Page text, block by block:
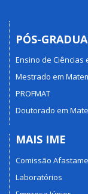
PÓS-
Ensino de Ciências
Mestrado em
PROFMAT
Doutorado em
MAIS IME
Comissão
Laboratórios